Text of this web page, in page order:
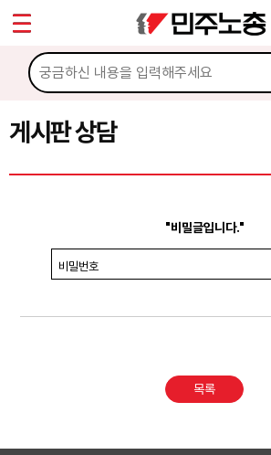
게시판 상담
"비밀글입니다."
비밀번호
목록
마이페이지
소개
소식
노동상담
권리찾기수첩 검색
찾아보기
Sketchbook5, 스케
Sketchbook5, 스케